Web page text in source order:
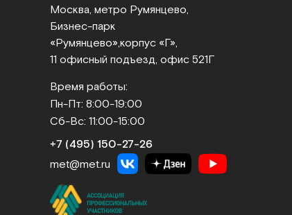
Москва, метро Румянцево,
Бизнес‑парк
«Румянцево», корпус «Г»,
11 офисный подъезд, офис 521Г
Время работы:
Пн-Пт: 8:00-19:00
Сб-Вс: 11:00-15:00
+7 (495) 150‑27‑26
met@met.ru